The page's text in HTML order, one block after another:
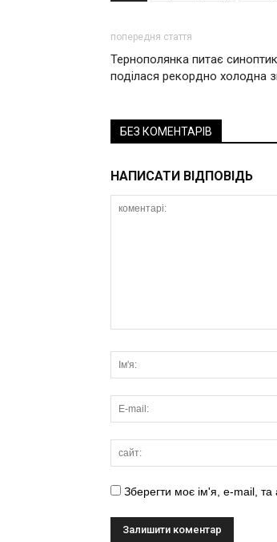
попередня стаття
Тернополянка питає
поділася рекордно холодна
БЕЗ КОМЕНТАРІВ
НАПИСАТИ ВІДПОВІДЬ
Зберегти моє ім'я, e-mail, та